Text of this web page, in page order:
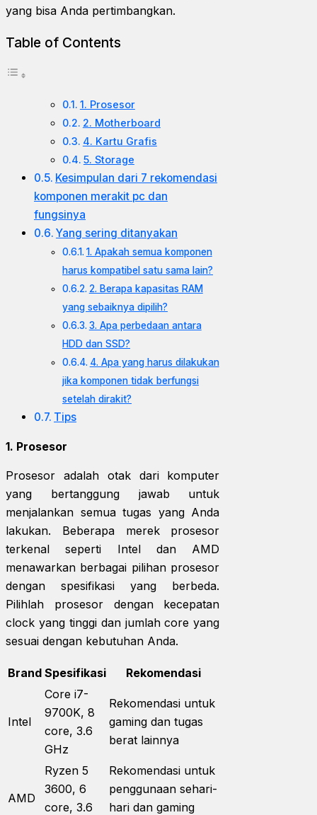
yang bisa Anda pertimbangkan.
Table of Contents
1. Prosesor
2. Motherboard
4. Kartu Grafis
5. Storage
Kesimpulan dari 7 rekomendasi
komponen merakit pc dan
fungsinya
Yang sering ditanyakan
1. Apakah semua komponen
harus kompatibel satu sama lain?
2. Berapa kapasitas RAM
yang sebaiknya dipilih?
3. Apa perbedaan antara
HDD dan SSD?
4. Apa yang harus dilakukan
jika komponen tidak berfungsi
setelah dirakit?
Tips
1. Prosesor
Prosesor adalah otak dari komputer
yang bertanggung jawab untuk
menjalankan semua tugas yang Anda
lakukan. Beberapa merek prosesor
terkenal seperti Intel dan AMD
menawarkan berbagai pilihan prosesor
dengan spesifikasi yang berbeda.
Pilihlah prosesor dengan kecepatan
clock yang tinggi dan jumlah core yang
sesuai dengan kebutuhan Anda.
Brand Spesifikasi Rekomendasi
Intel
Core i7-
9700K, 8
core, 3.6
GHz
Rekomendasi untuk
gaming dan tugas
berat lainnya
AMD
Ryzen 5
3600, 6
core, 3.6
Rekomendasi untuk
penggunaan sehari-
hari dan gaming